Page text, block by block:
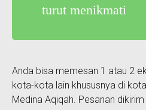
turut menikmati
Anda bisa memesan 1 atau 2
kota-kota lain khususnya di
Medina Aqiqah. Pesanan